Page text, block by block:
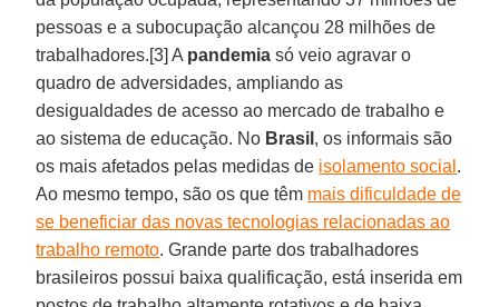
pessoas e a subocupação alcançou 28 milhões de
trabalhadores.[3] A pandemia só veio agravar o
quadro de adversidades, ampliando as
desigualdades de acesso ao mercado de trabalho e
ao sistema de educação. No Brasil , os informais são
os mais afetados pelas medidas de isolamento social .
Ao mesmo tempo, são os que têm mais dificuldade de
se beneficiar das novas tecnologias relacionadas ao
trabalho remoto. Grande parte dos trabalhadores
brasileiros possui baixa qualificação, está inserida em